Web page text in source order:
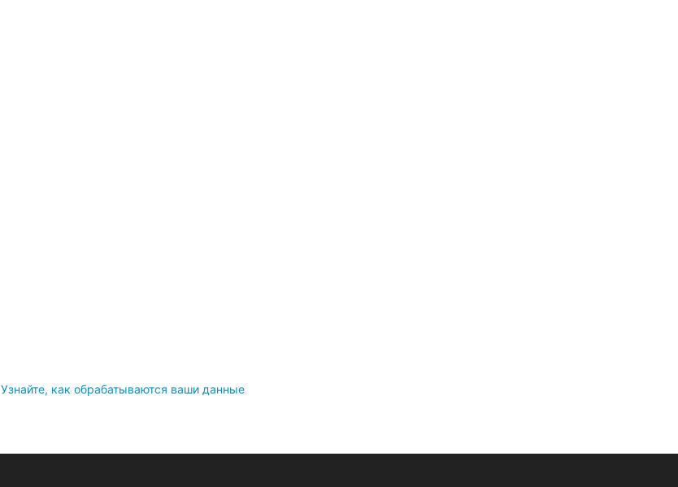
Узнайте, как обрабатываются ваши данные